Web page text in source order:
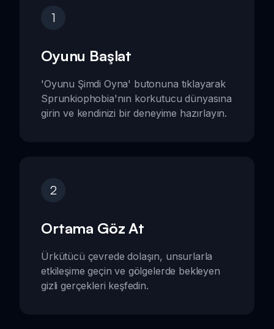
1
Oyunu Başlat
'Oyunu Şimdi Oyna' butonuna tıklayarak
Sprunkiophobia'nın korkutucu dünyasına
girin ve kendinizi bir deneyime hazırlayın.
2
Ortama Göz At
Ürkütücü çevrede dolaşın, unsurlarla
etkileşime geçin ve gölgelerde bekleyen
gizli gerçekleri keşfedin.